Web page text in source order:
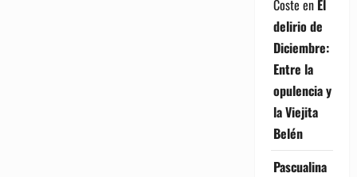
Coste en El
delirio de
Diciembre:
Entre la
opulencia y
la Viejita
Belén
Pascualina